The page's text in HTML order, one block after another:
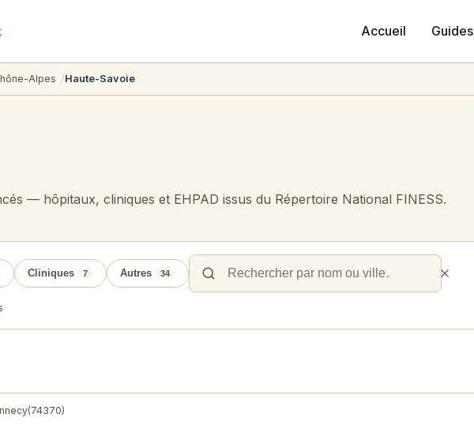
Accueil Guides
Alpes Haute-Savoie
— hôpitaux, cliniques et EHPAD issus du Répertoire National FINESS.
Cliniques 7 Autres 34
de santé en Haute-Savoie
(74370)